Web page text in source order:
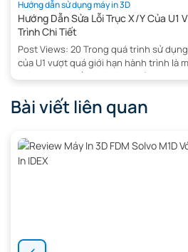
Hướng dẫn sử dụng máy in 3D
Hướng Dẫn Sửa Lỗi Trục X/Y Của U1
Trình Chi Tiết
Post Views: 20 Trong quá trình sử
của U1 vượt quá giới hạn hành trình là
máy in 3D , khiến quá trình khởi động
[…]
Bài viết liên quan